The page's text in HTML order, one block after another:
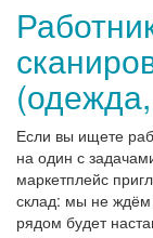
Если вы ищете
на один с
маркетплейс
склад: мы не
рядом будет